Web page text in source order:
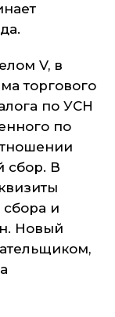
V, в
торгового
по УСН
по
сбор. В
и
Новый